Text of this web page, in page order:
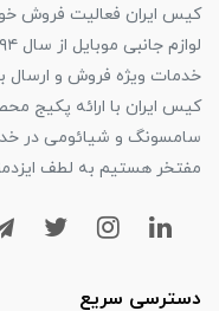
کیس ایران فعالیت فروش
خدمات ویژه فروش و ارسال
کیس ایران با ارائه پکیج
سامسونگ و شیائومی در
مفتخر هستیم به لطف
دسترسی سریع